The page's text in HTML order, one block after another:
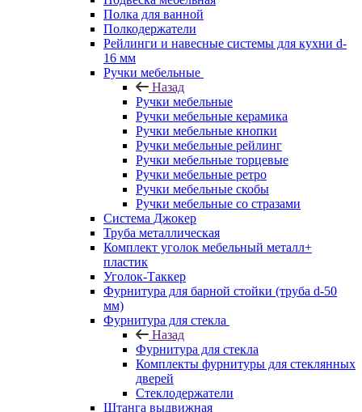
Полка для ванной
Полкодержатели
Рейлинги и навесные системы для кухни d-
16 мм
Ручки мебельные
Назад
Ручки мебельные
Ручки мебельные керамика
Ручки мебельные кнопки
Ручки мебельные рейлинг
Ручки мебельные торцевые
Ручки мебельные ретро
Ручки мебельные скобы
Ручки мебельные со стразами
Система Джокер
Труба металлическая
Комплект уголок мебельный металл+
пластик
Уголок-Таккер
Фурнитура для барной стойки (труба d-50
мм)
Фурнитура для стекла
Назад
Фурнитура для стекла
Комплекты фурнитуры для стеклянных
дверей
Стеклодержатели
Штанга выдвижная